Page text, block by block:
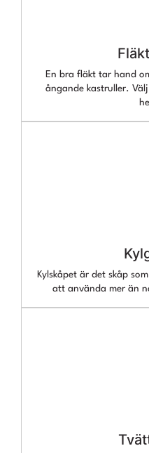
En bra fläkt tar hand
ångande kastruller.
Kylskåpet är det skåp
att använda mer än